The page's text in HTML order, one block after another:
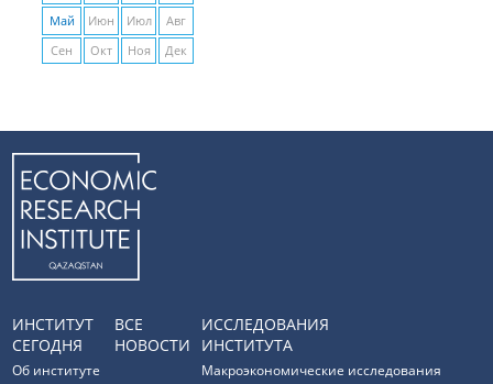
Май
Июн Июл
Авг
Сен
Окт Ноя Дек
ИНСТИТУТ
СЕГОДНЯ
Об институте
ВСЕ
НОВОСТИ
ИССЛЕДОВАНИЯ
ИНСТИТУТА
Макроэкономические исследования